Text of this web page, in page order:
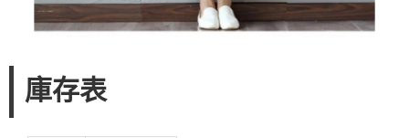
庫存表